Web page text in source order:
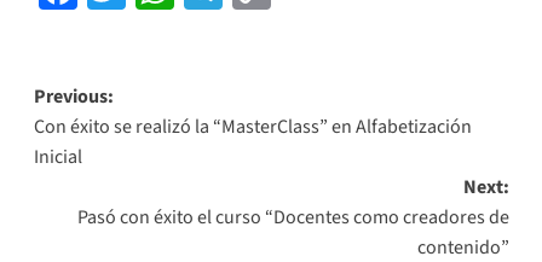
Previous:
Con éxito se realizó la “MasterClass” en Alfabetización
Inicial
Next:
Pasó con éxito el curso “Docentes como creadores de
contenido”